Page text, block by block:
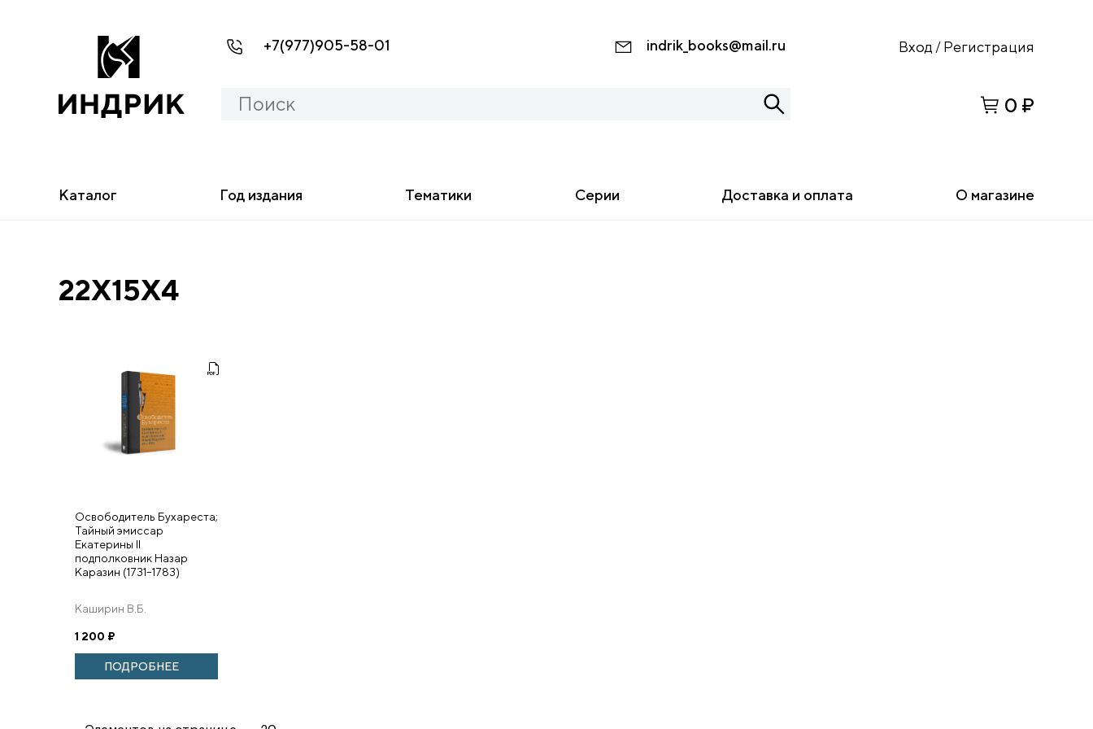
+7(977)905-58-01 indrik_books@mail.ru Вход / Регистрация
0 ₽
Каталог Год издания Тематики Серии Доставка и оплата О магазине
22X15X4
Освободитель Бухареста;
Тайный эмиссар
Екатерины II
подполковник Назар
Каразин (1731–1783)
Каширин В.Б.
1 200 ₽
ПОДРОБНЕЕ